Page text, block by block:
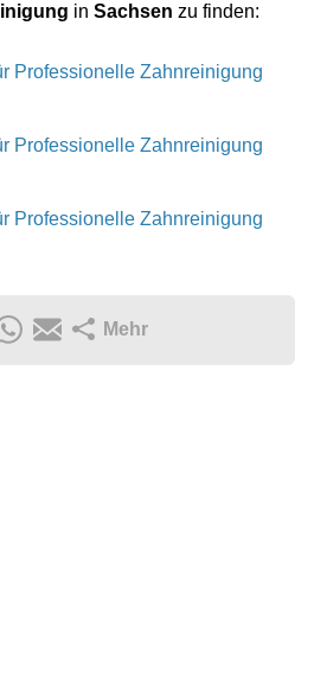
in Sachsen zu finden:
Professionelle Zahnreinigung
Professionelle Zahnreinigung
Professionelle Zahnreinigung
Mehr